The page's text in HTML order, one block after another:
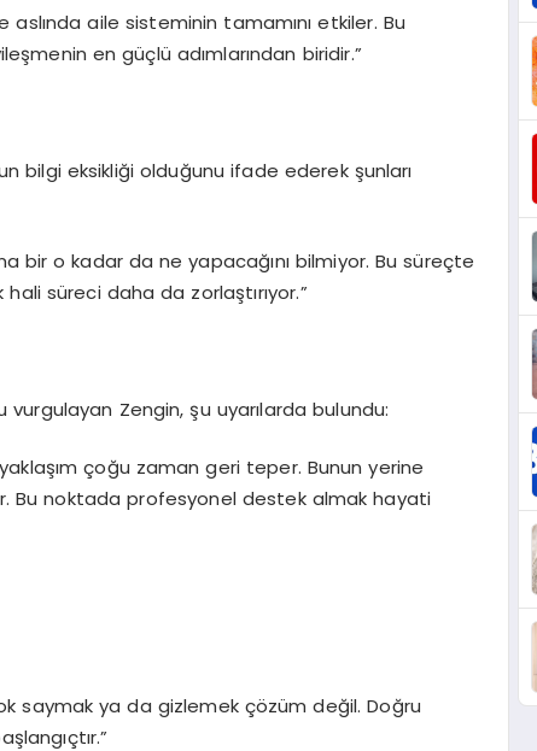
aslında aile sisteminin tamamını etkiler. Bu
en güçlü adımlarından biridir.”
bilgi eksikliği olduğunu ifade ederek şunları
bir o kadar da ne yapacağını bilmiyor. Bu süreçte
süreci daha da zorlaştırıyor.”
Zengin, şu uyarılarda bulundu:
yaklaşım çoğu zaman geri teper. Bunun yerine
Bu noktada profesyonel destek almak hayati
saymak ya da gizlemek çözüm değil. Doğru